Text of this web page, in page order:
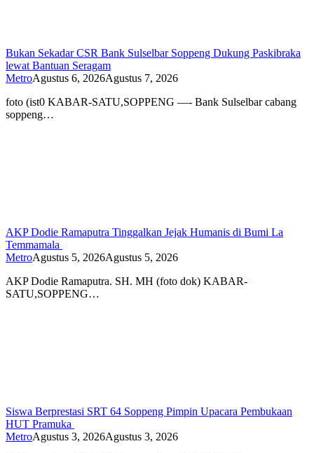
Bukan Sekadar CSR Bank Sulselbar Soppeng Dukung Paskibraka
lewat Bantuan Seragam
MetroAgustus 6, 2026Agustus 7, 2026
foto (ist0 KABAR-SATU,SOPPENG —- Bank Sulselbar cabang
soppeng…
AKP Dodie Ramaputra Tinggalkan Jejak Humanis di Bumi La
Temmamala
MetroAgustus 5, 2026Agustus 5, 2026
AKP Dodie Ramaputra. SH. MH (foto dok) KABAR-
SATU,SOPPENG…
Siswa Berprestasi SRT 64 Soppeng Pimpin Upacara Pembukaan
HUT Pramuka
MetroAgustus 3, 2026Agustus 3, 2026